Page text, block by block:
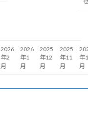
2026
年2
月
2026
年1
月
2025
年12
月
2025
年11
月
年
月